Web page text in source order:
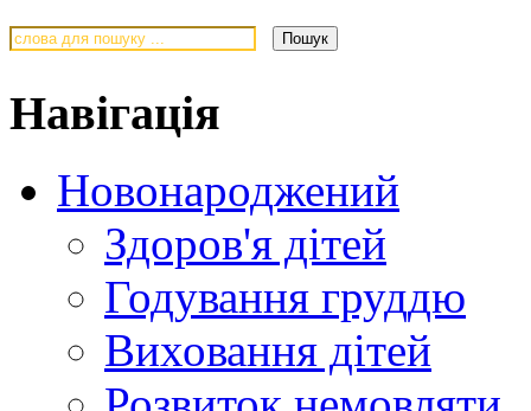
Навігація
Новонароджений
Здоров'я дітей
Годування груддю
Виховання дітей